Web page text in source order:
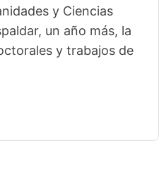
y Ciencias
un año más, la
y trabajos de